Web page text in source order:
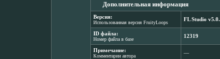
Дополнительная информация
Версия:
Использованная версия FruityLoops
FL Studio
ID файла:
Номер файла в базе
12319
Примечание:
Комментарии автора
―